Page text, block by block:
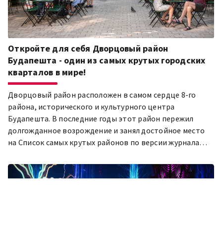
Откройте для себя Дворцовый район
Будапешта - один из самых крутых городских
кварталов в мире!
Дворцовый район расположен в самом сердце 8-го
района, исторического и культурного центра
Будапешта. В последние годы этот район пережил
долгожданное возрождение и занял достойное место
на Список самых крутых районов по версии журнала
таким особенным? Мы изучили этот вопрос!